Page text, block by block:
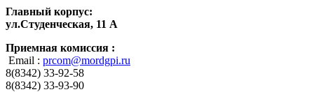
Главный корпус:
ул.Студенческая, 11 А
Приемная комиссия :
Email : prcom@mordgpi.ru
8(8342) 33-92-58
8(8342) 33-93-90